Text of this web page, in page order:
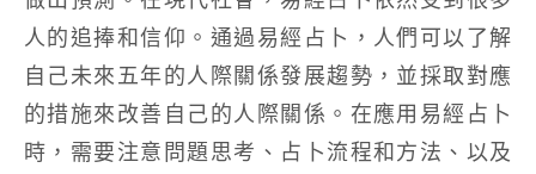
人的追捧和信仰。通過易經占卜，人們可以了解
自己未來五年的人際關係發展趨勢，並採取對應
的措施來改善自己的人際關係。在應用易經占卜
時，需要注意問題思考、占卜流程和方法、以及